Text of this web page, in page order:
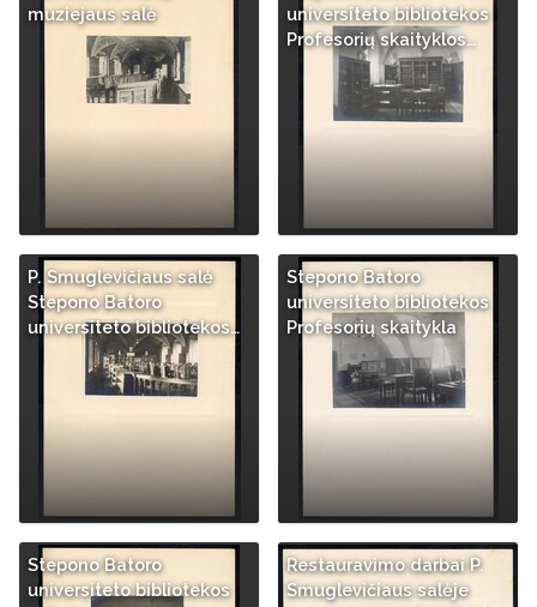
muziejaus salė
universiteto bibliotekos
Profesorių skaityklos…
P. Smuglevičiaus salė
Stepono Batoro
universiteto bibliotekos…
Stepono Batoro
universiteto bibliotekos
Profesorių skaitykla
Stepono Batoro
universiteto bibliotekos
Restauravimo darbai P.
Smuglevičiaus salėje